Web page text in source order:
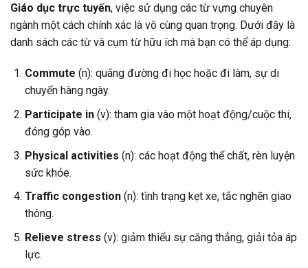
Giáo dục trực tuyến, việc sử dụng các từ vựng chuyên
ngành một cách chính xác là vô cùng quan trọng. Dưới đây là
danh sách các từ và cụm từ hữu ích mà bạn có thể áp dụng:
Commute (n): quãng đường đi học hoặc đi làm, sự di
chuyển hàng ngày.
Participate in(v): tham gia vào một hoạt động/cuộc thi,
đóng góp vào.
Physical activities (n): các hoạt động thể chất, rèn luyện
sức khỏe.
Traffic congestion(n): tình trạng kẹt xe, tắc nghẽn giao
thông.
Relieve stress (v): giảm thiểu sự căng thẳng, giải tỏa áp
lực.